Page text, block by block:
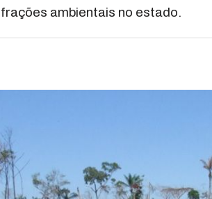
ambientais no estado.